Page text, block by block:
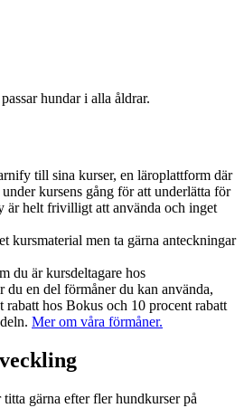
hundar i alla åldrar.
till sina kurser, en läroplattform där
kursens gång för att underlätta för
är helt frivilligt att använda och inget
kursmaterial men ta gärna anteckningar
du är kursdeltagare hos
du en del förmåner du kan använda,
rabatt hos Bokus och 10 procent rabatt
Mer om våra förmåner.
gärna efter fler hundkurser på